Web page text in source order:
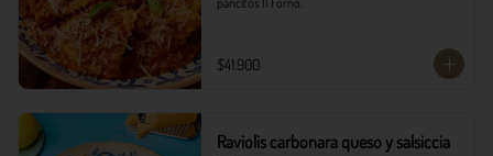
$41.900
Raviolis carbonara queso y salsiccia